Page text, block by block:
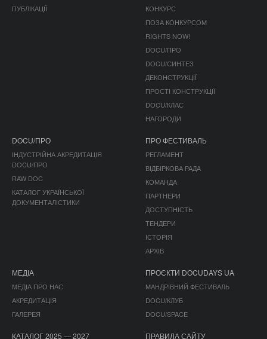
ПУБЛІКАЦІЇ
КОНКУРС
ПОЗА КОНКУРСОМ
RIGHTS NOW!
DOCU/ПРО
DOCU/СИНТЕЗ
ДЕКОНСТРУКЦІЇ
ПРОСТІ КОНСТРУКЦІЇ
DOCU/КЛАС
НАГОРОДИ
DOCU/ПРО
ІНДУСТРІЙНА АКРЕДИТАЦІЯ
DOCU/ПРО
RAW DOC
КАТАЛОГ УКРАЇНСЬКОЇ
ДОКУМЕНТАЛІСТИКИ
ПРО ФЕСТИВАЛЬ
РЕГЛАМЕНТ
ВІДБІРКОВА РАДА
КОМАНДА
ПАРТНЕРИ
ДОСТУПНІСТЬ
ТЕНДЕРИ
ІСТОРІЯ
АРХІВ
МЕДІА
МЕДІА ПРО НАС
АКРЕДИТАЦІЯ
ГАЛЕРЕЯ
ПРОЄКТИ DOCUDAYS UA
МАНДРІВНИЙ ФЕСТИВАЛЬ
DOCU/КЛУБ
DOCU/SPACE
КАТАЛОГ 2025 — 2027 ПРАВИЛА САЙТУ